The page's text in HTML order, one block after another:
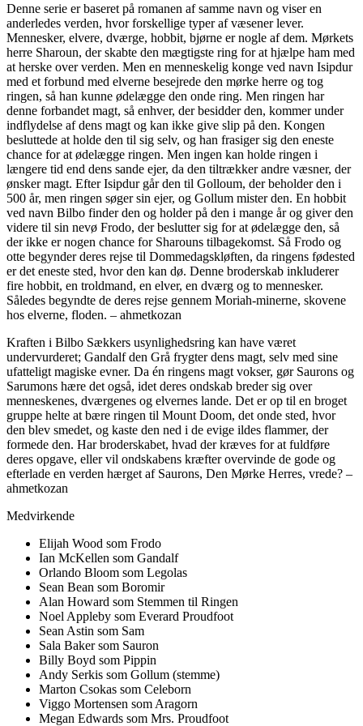
Denne serie er baseret på romanen af samme navn og viser en
anderledes verden, hvor forskellige typer af væsener lever.
Mennesker, elvere, dværge, hobbit, bjørne er nogle af dem. Mørkets
herre Sharoun, der skabte den mægtigste ring for at hjælpe ham med
at herske over verden. Men en menneskelig konge ved navn Isipdur
med et forbund med elverne besejrede den mørke herre og tog
ringen, så han kunne ødelægge den onde ring. Men ringen har
denne forbandet magt, så enhver, der besidder den, kommer under
indflydelse af dens magt og kan ikke give slip på den. Kongen
besluttede at holde den til sig selv, og han frasiger sig den eneste
chance for at ødelægge ringen. Men ingen kan holde ringen i
længere tid end dens sande ejer, da den tiltrækker andre væsner, der
ønsker magt. Efter Isipdur går den til Golloum, der beholder den i
500 år, men ringen søger sin ejer, og Gollum mister den. En hobbit
ved navn Bilbo finder den og holder på den i mange år og giver den
videre til sin nevø Frodo, der beslutter sig for at ødelægge den, så
der ikke er nogen chance for Sharouns tilbagekomst. Så Frodo og
otte begynder deres rejse til Dommedagskløften, da ringens fødested
er det eneste sted, hvor den kan dø. Denne broderskab inkluderer
fire hobbit, en troldmand, en elver, en dværg og to mennesker.
Således begyndte de deres rejse gennem Moriah-minerne, skovene
hos elverne, floden. – ahmetkozan
Kraften i Bilbo Sækkers usynlighedsring kan have været
undervurderet; Gandalf den Grå frygter dens magt, selv med sine
ufatteligt magiske evner. Da én ringens magt vokser, gør Saurons og
Sarumons hære det også, idet deres ondskab breder sig over
menneskenes, dværgenes og elvernes lande. Det er op til en broget
gruppe helte at bære ringen til Mount Doom, det onde sted, hvor
den blev smedet, og kaste den ned i de evige ildes flammer, der
formede den. Har broderskabet, hvad der kræves for at fuldføre
deres opgave, eller vil ondskabens kræfter overvinde de gode og
efterlade en verden hærget af Saurons, Den Mørke Herres, vrede? –
ahmetkozan
Medvirkende
Elijah Wood som Frodo
Ian McKellen som Gandalf
Orlando Bloom som Legolas
Sean Bean som Boromir
Alan Howard som Stemmen til Ringen
Noel Appleby som Everard Proudfoot
Sean Astin som Sam
Sala Baker som Sauron
Billy Boyd som Pippin
Andy Serkis som Gollum (stemme)
Marton Csokas som Celeborn
Viggo Mortensen som Aragorn
Megan Edwards som Mrs. Proudfoot